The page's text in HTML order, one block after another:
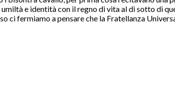
e identità con il regno di vita al di sotto di
ci fermiamo a pensare che la Fratellanza